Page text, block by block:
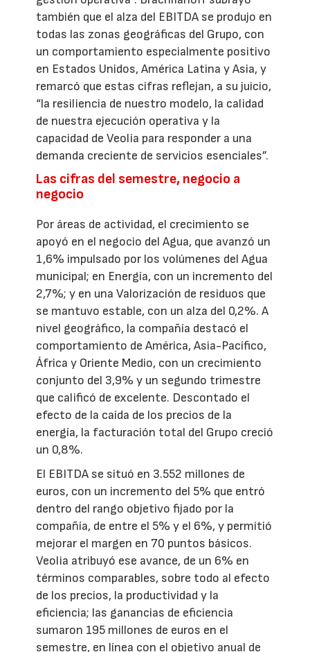
también que el alza del EBITDA se produjo en
todas las zonas geográficas del Grupo, con
un comportamiento especialmente positivo
en Estados Unidos, América Latina y Asia, y
remarcó que estas cifras reflejan, a su juicio,
“la resiliencia de nuestro modelo, la calidad
de nuestra ejecución operativa y la
capacidad de Veolia para responder a una
demanda creciente de servicios esenciales”.
Las cifras del semestre, negocio a
negocio
Por áreas de actividad, el crecimiento se
apoyó en el negocio del Agua, que avanzó un
1,6% impulsado por los volúmenes del Agua
municipal; en Energía, con un incremento del
2,7%; y en una Valorización de residuos que
se mantuvo estable, con un alza del 0,2%. A
nivel geográfico, la compañía destacó el
comportamiento de América, Asia-Pacífico,
África y Oriente Medio, con un crecimiento
conjunto del 3,9% y un segundo trimestre
que calificó de excelente. Descontado el
efecto de la caída de los precios de la
energía, la facturación total del Grupo creció
un 0,8%.
El EBITDA se situó en 3.552 millones de
euros, con un incremento del 5% que entró
dentro del rango objetivo fijado por la
compañía, de entre el 5% y el 6%, y permitió
mejorar el margen en 70 puntos básicos.
Veolia atribuyó ese avance, de un 6% en
términos comparables, sobre todo al efecto
de los precios, la productividad y la
eficiencia; las ganancias de eficiencia
sumaron 195 millones de euros en el
semestre, en línea con el objetivo anual de